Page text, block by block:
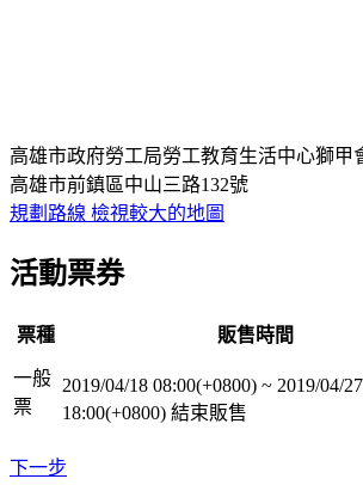
高雄市政府勞工局勞工教育生活中心獅甲
高雄市前鎮區中山三路132號
規劃路線 檢視較大的地圖
活動票券
票種 販售時間
一般
票
2019/04/18 08:00(+0800) ~ 2019/04/27
18:00(+0800) 結束販售
下一步